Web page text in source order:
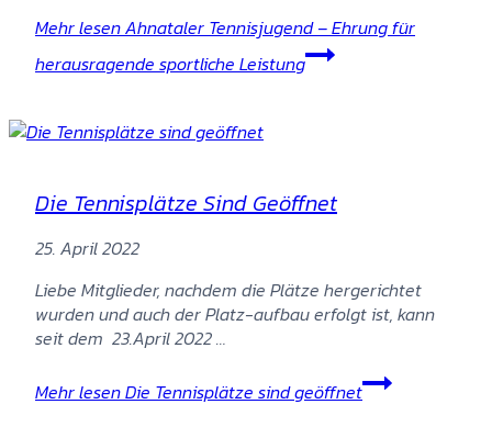
Mehr lesenAhnataler Tennisjugend – Ehrung für
herausragende sportliche Leistung
Die Tennisplätze Sind Geöffnet
25. April 2022
Liebe Mitglieder, nachdem die Plätze hergerichtet
wurden und auch der Platz-aufbau erfolgt ist, kann
seit dem 23.April 2022 …
Mehr lesenDie Tennisplätze sind geöffnet